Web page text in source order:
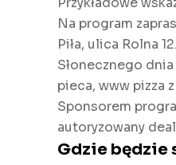
Na program
Piła, ulica Rolna 12.
Słonecznego
pieca, www pizza
Sponsorem
autoryzowany
Gdzie będzie